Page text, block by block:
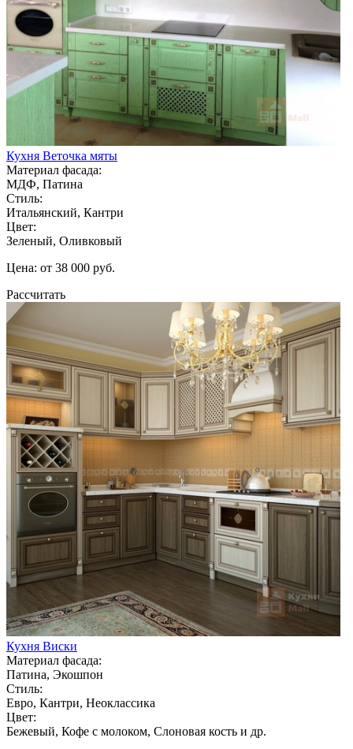
Кухня Веточка мяты
Материал фасада:
МДФ, Патина
Стиль:
Итальянский, Кантри
Цвет:
Зеленый, Оливковый
Цена: от 38 000 руб.
Рассчитать
Кухня Виски
Материал фасада:
Патина, Экошпон
Стиль:
Евро, Кантри, Неоклассика
Цвет:
Бежевый, Кофе с молоком, Слоновая кость и др.